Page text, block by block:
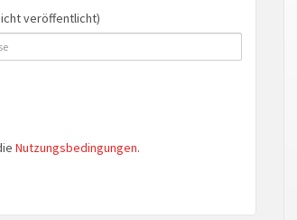
veröffentlicht)
Nutzungsbedingungen.